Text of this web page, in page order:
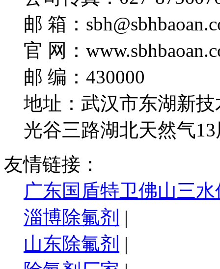
邮 箱：
官 网：
邮 编：430000
地址：武汉市东湖新
光谷三路湖北天然气13
友情链接：
广东国盾特卫佛山三
淄博除氟剂 |
山东除氟剂 |